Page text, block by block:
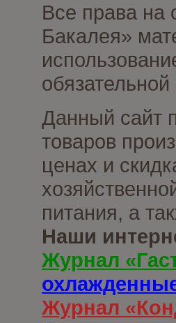
Все права на
Бакалея»
Данный сайт
товаров
ценах и
питания, а
Наши
Журнал
Журнал